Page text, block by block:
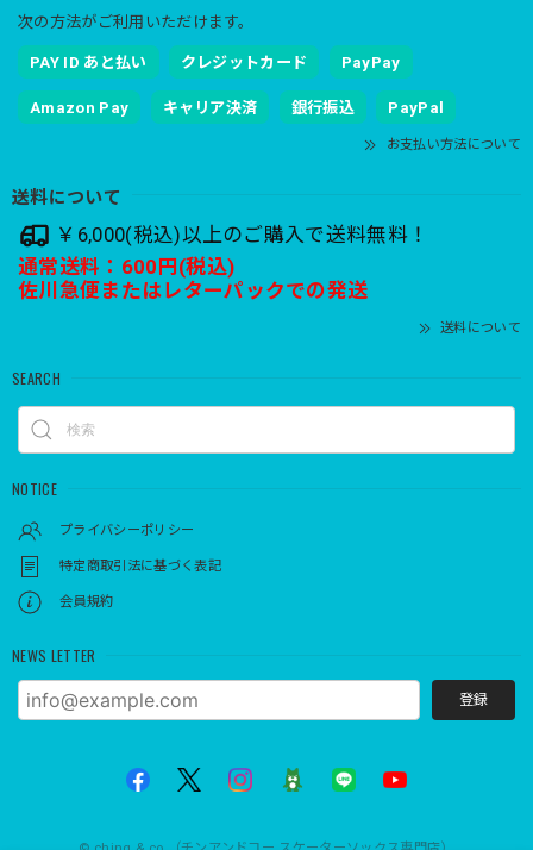
次の方法がご利用いただけます。
PAY ID あと払い クレジットカード PayPay
Amazon Pay キャリア決済 銀行振込 PayPal
お支払い方法について
送料について
￥6,000(税込)以上のご購入で送料無料！
通常送料：600円(税込)
佐川急便またはレターパックでの発送
送料について
SEARCH
NOTICE
プライバシーポリシー
特定商取引法に基づく表記
会員規約
NEWS LETTER
登録